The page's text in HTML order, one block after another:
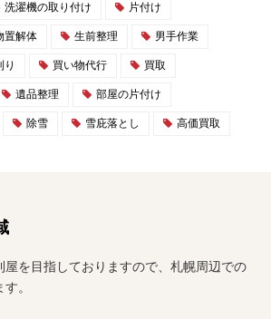
洗濯機の取り付け 片付け
置解体 生前整理 男手作業
り 買い物代行 買取
遺品整理 部屋の片付け
除雪 雪庇落とし 高価買取
屋を目指しておりますので、札幌周辺での
。